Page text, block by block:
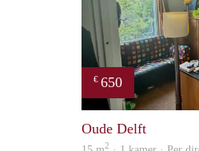
€ 650
Oude Delft
2